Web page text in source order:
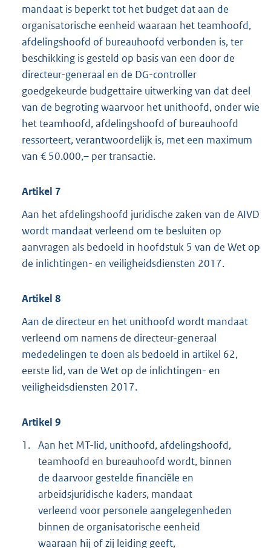
mandaat is beperkt tot het budget dat aan de
organisatorische eenheid waaraan het teamhoofd,
afdelingshoofd of bureauhoofd verbonden is, ter
beschikking is gesteld op basis van een door de
directeur-generaal en de DG-controller
goedgekeurde budgettaire uitwerking van dat deel
van de begroting waarvoor het unithoofd, onder wie
het teamhoofd, afdelingshoofd of bureauhoofd
ressorteert, verantwoordelijk is, met een maximum
van € 50.000,– per transactie.
Artikel 7
Aan het afdelingshoofd juridische zaken van de AIVD
wordt mandaat verleend om te besluiten op
aanvragen als bedoeld in hoofdstuk 5 van de Wet op
de inlichtingen- en veiligheidsdiensten 2017.
Artikel 8
Aan de directeur en het unithoofd wordt mandaat
verleend om namens de directeur-generaal
mededelingen te doen als bedoeld in artikel 62,
eerste lid, van de Wet op de inlichtingen- en
veiligheidsdiensten 2017.
Artikel 9
1. Aan het MT-lid, unithoofd, afdelingshoofd,
teamhoofd en bureauhoofd wordt, binnen
de daarvoor gestelde financiële en
arbeidsjuridische kaders, mandaat
verleend voor personele aangelegenheden
binnen de organisatorische eenheid
waaraan hij of zij leiding geeft,